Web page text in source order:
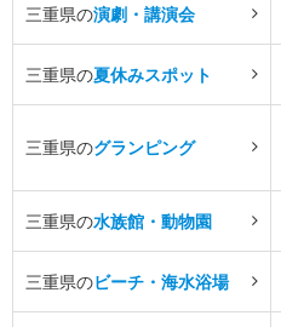
三重県の演劇・講演会
三重県の夏休みスポット
三重県のグランピング
三重県の水族館・動物園
三重県のビーチ・海水浴場